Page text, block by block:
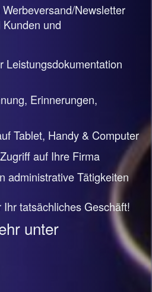
Newsletter
und
Leistungsdokumentation
Erinnerungen,
Tablet, Handy & Computer
auf Ihre Firma
administrative Tätigkeiten
tatsächliches Geschäft!
unter